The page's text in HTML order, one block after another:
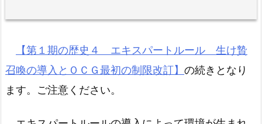
【第１期の歴史４ エキスパートルール 生け贄
召喚の導入とＯＣＧ最初の制限改訂】 の続きとなり
ます。ご注意ください。